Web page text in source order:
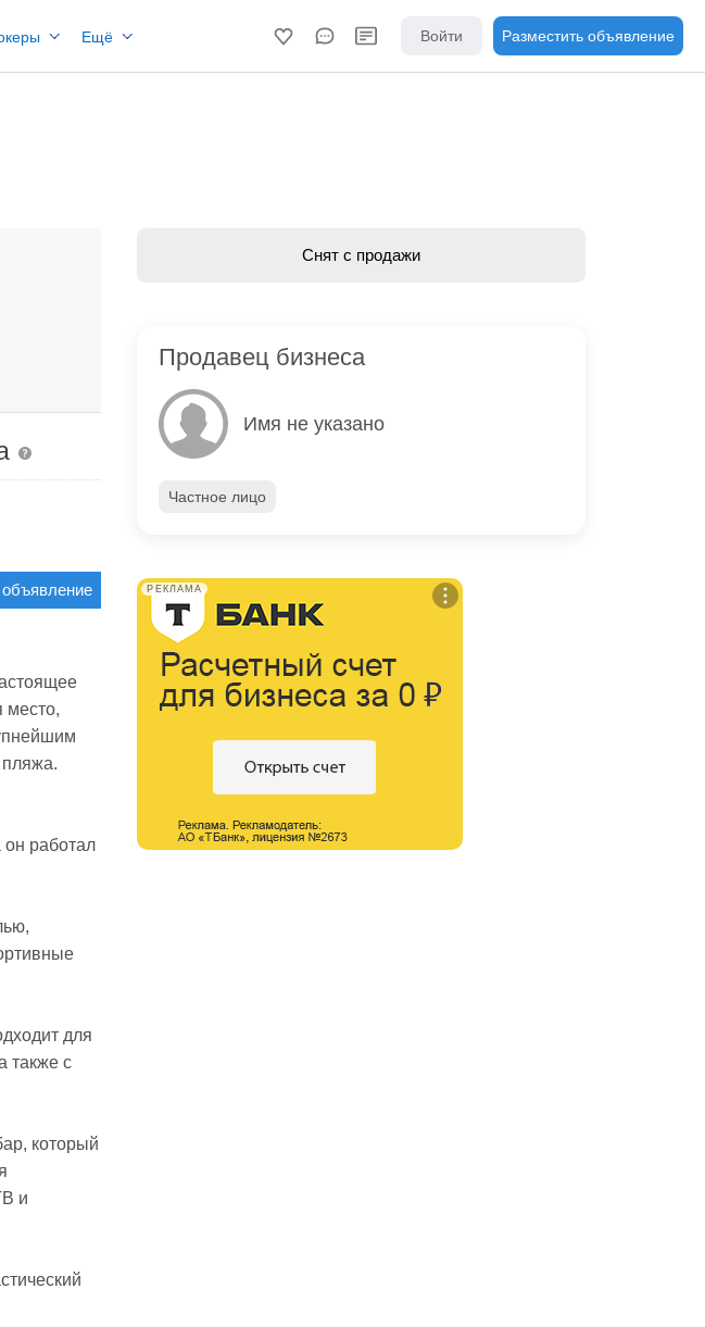
Ещё Войти Разместить объявление
объявление
место,
пляжа.
работал
для
также с
который
и
Снят с продажи
Продавец бизнеса
Имя не указано
Частное лицо
РЕКЛАМА